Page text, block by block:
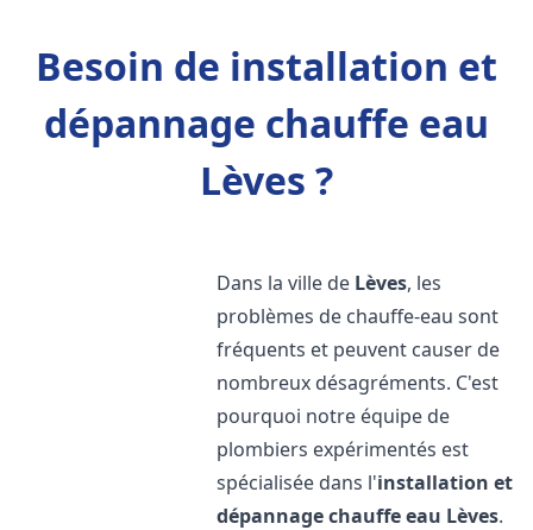
Besoin de installation et
dépannage chauffe eau
Lèves ?
Dans la ville de Lèves, les
problèmes de chauffe-eau sont
fréquents et peuvent causer de
nombreux désagréments. C'est
pourquoi notre équipe de
plombiers expérimentés est
spécialisée dans l'installation et
dépannage chauffe eau Lèves.